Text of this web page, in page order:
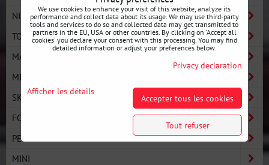
NISSAN
TOYOTA
MAZDA
MITSUBISHI
SKODA
FORD
PEUGEOT
MINI
We use cookies to enhance your visit of this website, analyze its
performance and collect data about its usage. We may use third-party
tools and services to do so and collected data may get transmitted to
partners in the EU, USA or other countries. By clicking on 'Accept all
cookies' you declare your consent with this processing. You may find
detailed information or adjust your preferences below.
Privacy declaration
Afficher les détails
Accepter tous les cookies
Tout refuser